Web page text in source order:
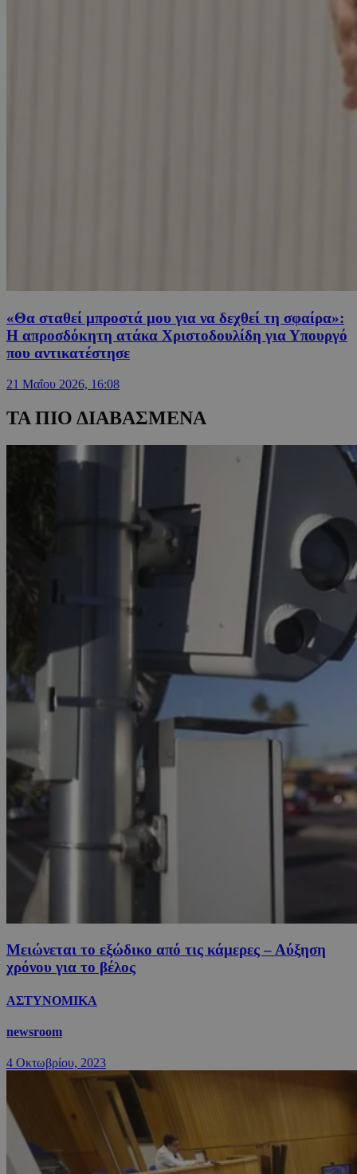
«Θα σταθεί μπροστά μου για να δεχθεί τη σφαίρα»:
Η απροσδόκητη ατάκα Χριστοδουλίδη για Υπουργό
που αντικατέστησε
21 Μαΐου 2026, 16:08
ΤΑ ΠΙΟ ΔΙΑΒΑΣΜΕΝΑ
Μειώνεται το εξώδικο από τις κάμερες – Αύξηση
χρόνου για το βέλος
ΑΣΤΥΝΟΜΙΚΑ
newsroom
4 Οκτωβρίου, 2023